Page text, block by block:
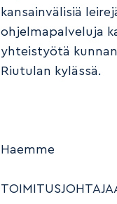
kansainvälisiä
ohjelmapalveluja
yhteistyötä
Riutulan kylässä.
Haemme